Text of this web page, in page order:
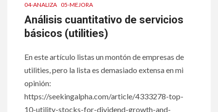
04-ANALIZA 05-MEJORA
Análisis cuantitativo de servicios
básicos (utilities)
En este artículo listas un montón de empresas de
utilities, pero la lista es demasiado extensa en mi
opinión:
https://seekingalpha.com/article/4333278-top-
10-utility-stocks-for-dividend-growth-and-